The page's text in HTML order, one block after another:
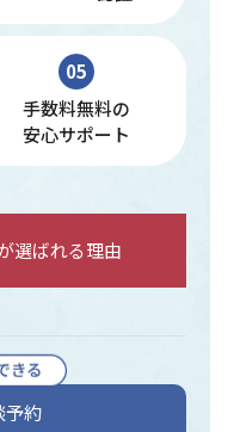
05
手数料無料の
安心サポート
選ばれる理由
予約